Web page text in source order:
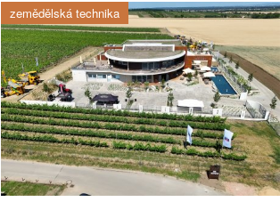
zemědělská technika